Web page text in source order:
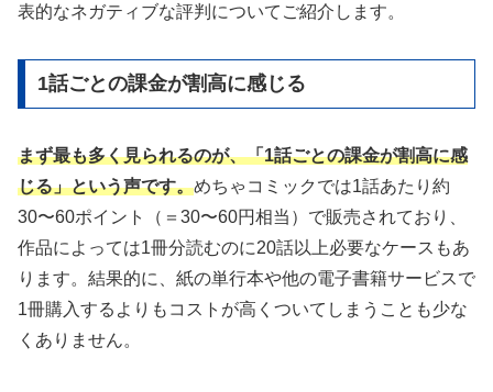
表的なネガティブな評判についてご紹介します。
1話ごとの課金が割高に感じる
まず最も多く見られるのが、「1話ごとの課金が割高に感
じる」という声です。めちゃコミックでは1話あたり約
30〜60ポイント（＝30〜60円相当）で販売されており、
作品によっては1冊分読むのに20話以上必要なケースもあ
ります。結果的に、紙の単行本や他の電子書籍サービスで
1冊購入するよりもコストが高くついてしまうことも少な
くありません。